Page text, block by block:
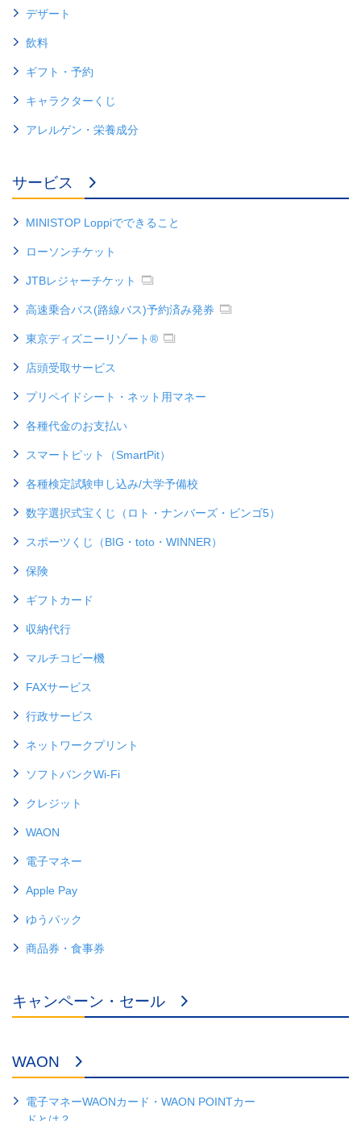
デザート
飲料
ギフト・予約
キャラクターくじ
アレルゲン・栄養成分
サービス
MINISTOP Loppiでできること
ローソンチケット
JTBレジャーチケット
高速乗合バス(路線バス)予約済み発券
東京ディズニーリゾート®
店頭受取サービス
プリペイドシート・ネット用マネー
各種代金のお支払い
スマートピット（SmartPit）
各種検定試験申し込み/大学予備校
数字選択式宝くじ（ロト・ナンバーズ・ビンゴ5）
スポーツくじ（BIG・toto・WINNER）
保険
ギフトカード
収納代行
マルチコピー機
FAXサービス
行政サービス
ネットワークプリント
ソフトバンクWi-Fi
クレジット
WAON
電子マネー
Apple Pay
ゆうパック
商品券・食事券
キャンペーン・セール
WAON
電子マネーWAONカード・WAON POINTカー